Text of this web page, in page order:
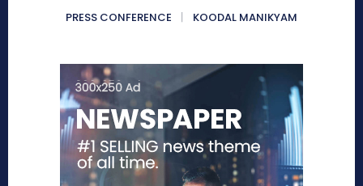
PRESS CONFERENCE
KOODAL MANIKYAM